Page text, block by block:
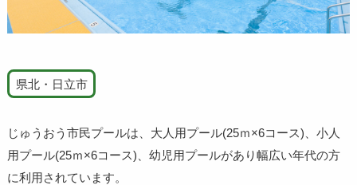
県北・日立市
じゅうおう市民プールは、大人用プール(25ｍ×6コース)、小人
用プール(25ｍ×6コース)、幼児用プールがあり幅広い年代の方
に利用されています。